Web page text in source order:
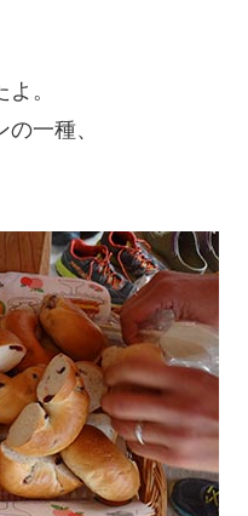
。
一種、